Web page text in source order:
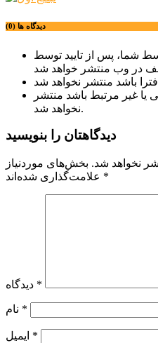
دیدگاه ها (0)
شما، پس از تایید توسط
یا غیر مرتبط باشد منتشر
نخواهد شد.
دیدگاهتان را بنویسید
نخواهد شد. بخش‌های موردنیاز
*
*
*
*